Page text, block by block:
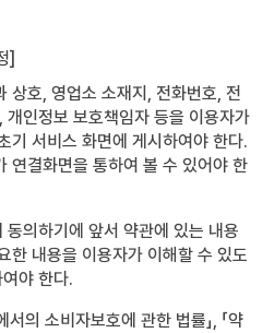
]
상호, 영업소 소재지, 전화번호, 전
인정보 보호책임자 등을 이용자가
기 서비스 화면에 게시하여야 한다.
연결화면을 통하여 볼 수 있어야 한
의하기에 앞서 약관에 있는 내용
한 내용을 이용자가 이해할 수 있도
야 한다.
의 소비자보호에 관한 법률」, 「약